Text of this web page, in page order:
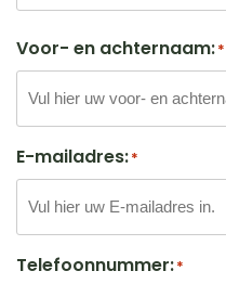
Voor- en achternaam:*
E-mailadres:*
Telefoonnummer:*